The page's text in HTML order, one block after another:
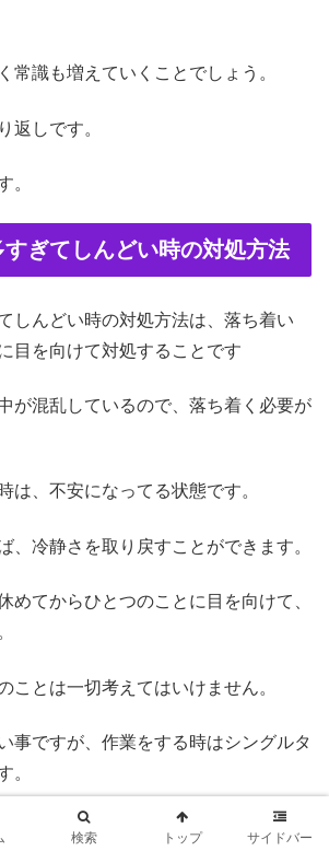
常識も増えていくことでしょう。
返しです。
。
ぎてしんどい時の対処方法
しんどい時の対処方法は、落ち着い
目を向けて対処することです
が混乱しているので、落ち着く必要が
は、不安になってる状態です。
、冷静さを取り戻すことができます。
めてからひとつのことに目を向けて、
ことは一切考えてはいけません。
事ですが、作業をする時はシングルタ
。
多すぎてしんどい時の対処方法です。
検索 トップ サイドバー